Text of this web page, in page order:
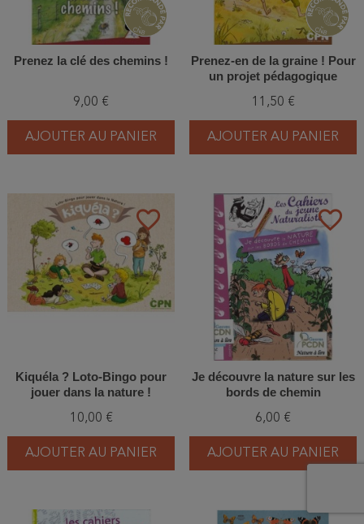
Prenez la clé des chemins !
9,00 €
AJOUTER AU PANIER
Prenez-en de la graine ! Pour
un projet pédagogique
11,50 €
AJOUTER AU PANIER
favorite_border
Kiquéla ? Loto-Bingo pour
jouer dans la nature !
10,00 €
AJOUTER AU PANIER
favorite_border
Je découvre la nature sur les
bords de chemin
6,00 €
AJOUTER AU PANIER